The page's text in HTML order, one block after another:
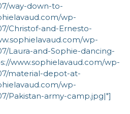
way-down-to-
wp-
Christof-and-Ernesto-
wp-
Laura-and-Sophie-dancing-
www.sophielavaud.com/wp-
material-depot-at-
wp-
Pakistan-army-camp.jpg|"]